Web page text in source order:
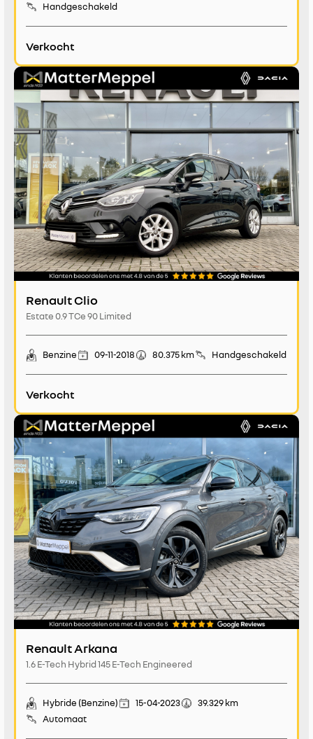
Handgeschakeld
Verkocht
Renault Clio
Estate 0.9 TCe 90 Limited
Benzine 09-11-2018 80.375 km Handgeschakeld
Verkocht
Renault Arkana
1.6 E-Tech Hybrid 145 E-Tech Engineered
Hybride (Benzine) 15-04-2023
39.329 km
Automaat